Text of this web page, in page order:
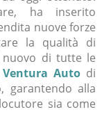
ha inserito
nuove forze
la qualità di
nuovo di tutte le
Ventura Auto di
garantendo alla
sia come